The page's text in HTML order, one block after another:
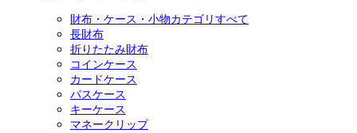
財布・ケース・小物カテゴリすべて
長財布
折りたたみ財布
コインケース
カードケース
パスケース
キーケース
マネークリップ